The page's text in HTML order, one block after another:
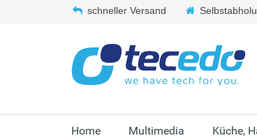
schneller Versand
Home Multimedia Küche,